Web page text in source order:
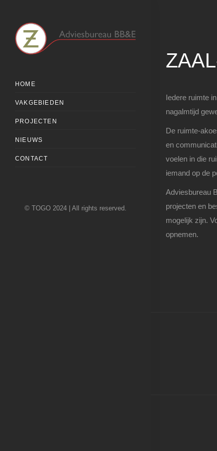
HOME
VAKGEBIEDEN
PROJECTEN
NIEUWS
CONTACT
© TOGO 2024 | All rights reserved.
Iedere ruimte
nagalmtijd
De ruimte-
en
voelen in die
iemand op de
Adviesbureau
projecten en
mogelijk zijn.
opnemen.